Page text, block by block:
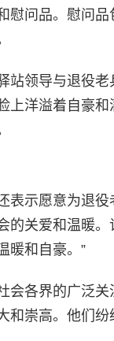
慰问品。慰问
站领导与退役
上洋溢着自豪
表示愿意为退
的关爱和温暖
暖和自豪。”
会各界的广泛
和崇高。他们